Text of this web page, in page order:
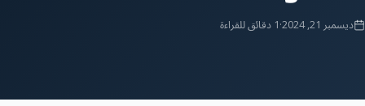
ديسمبر 21, 2024 ·1 دقائق للقراءة